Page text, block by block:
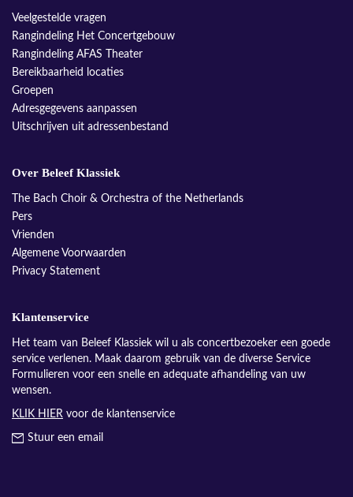
Veelgestelde vragen
Rangindeling Het Concertgebouw
Rangindeling AFAS Theater
Bereikbaarheid locaties
Groepen
Adresgegevens aanpassen
Uitschrijven uit adressenbestand
Over Beleef Klassiek
The Bach Choir & Orchestra of the Netherlands
Pers
Vrienden
Algemene Voorwaarden
Privacy Statement
Klantenservice
Het team van Beleef Klassiek wil u als concertbezoeker een goede
service verlenen. Maak daarom gebruik van de diverse Service
Formulieren voor een snelle en adequate afhandeling van uw
wensen.
KLIK HIER voor de klantenservice
Stuur een email